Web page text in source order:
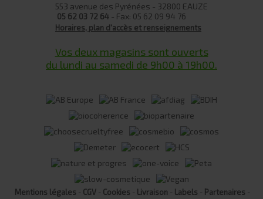
553 avenue des Pyrénées - 32800 EAUZE
05 62 03 72 64 - Fax: 05 62 09 94 76
Horaires, plan d'accès et renseignements
Vos deux magasins sont ouverts
du lundi au samedi de 9h00 à 19h00.
Mentions légales - CGV - Cookies - Livraison - Labels - Partenaires -